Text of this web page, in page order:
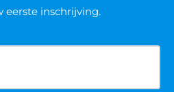
eerste inschrijving.